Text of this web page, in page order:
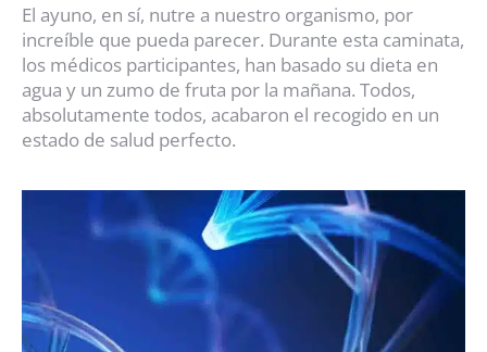
El ayuno, en sí, nutre a nuestro organismo, por
increíble que pueda parecer. Durante esta caminata,
los médicos participantes, han basado su dieta en
agua y un zumo de fruta por la mañana. Todos,
absolutamente todos, acabaron el recogido en un
estado de salud perfecto.